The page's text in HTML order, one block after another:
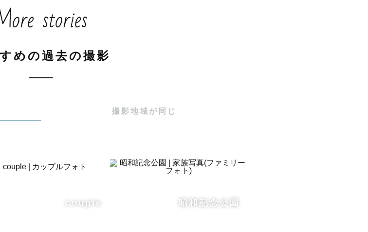
stories
めの過去の撮影
撮影地域が同じ
couple 昭和記念公園